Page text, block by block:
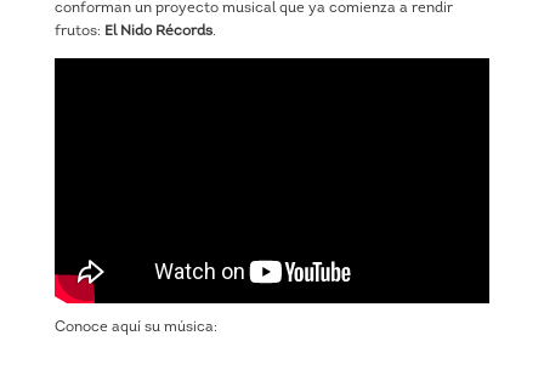
conforman un proyecto musical que ya comienza a rendir
frutos: El Nido Récords.
Conoce aquí su música: